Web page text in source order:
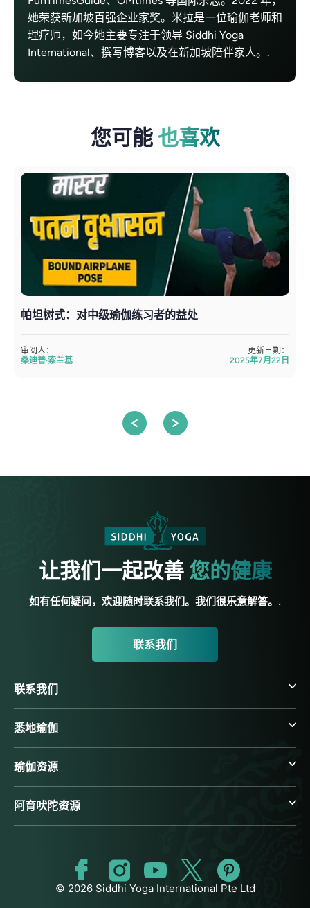
她荣获新加坡百强企业家奖。米拉是一位瑜伽老师和
理疗师，如今她主要专注于领导 Siddhi Yoga
International、撰写博客以及在新加坡陪伴家人。.
您可能 也喜欢
帕坦树式：对中级瑜伽练习者的益处
审阅人：
桑迪普·索兰基
更新日期：
2025年7月22日
让我们一起改善 您的健康
如有任何疑问，欢迎随时联系我们。我们很乐意解答。.
联系我们
联系我们
悉地瑜伽
瑜伽资源
阿育吠陀资源
© 2026 Siddhi Yoga International Pte Ltd